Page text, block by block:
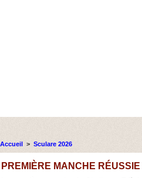
Accueil > Sculare 2026
PREMIÈRE MANCHE